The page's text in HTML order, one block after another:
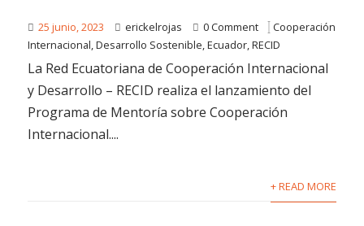
25 junio, 2023 erickelrojas 0 Comment
Cooperación
Internacional,Desarrollo Sostenible,Ecuador,RECID
La Red Ecuatoriana de Cooperación Internacional
y Desarrollo – RECID realiza el lanzamiento del
Programa de Mentoría sobre Cooperación
Internacional....
+ READ MORE